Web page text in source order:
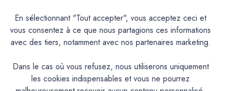
En sélectionnant "Tout accepter", vous acceptez ceci et
vous consentez à ce que nous partagions ces informations
avec des tiers, notamment avec nos partenaires marketing.
Dans le cas où vous refusez, nous utiliserons uniquement
les cookies indispensables et vous ne pourrez